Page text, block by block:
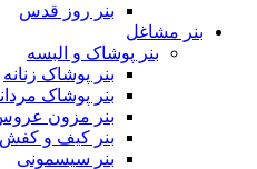
بنر روز قدس
بنر مشاغل
بنر پوشاک و البسه
بنر پوشاک زنانه
بنر پوشاک
بنر مزون
بنر کیف و کفش
بنر سیسمونی